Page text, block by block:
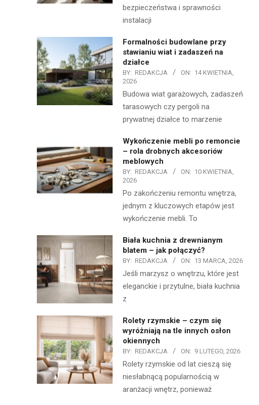
bezpieczeństwa i sprawności
instalacji
Formalności budowlane przy
stawianiu wiat i zadaszeń na
działce
BY: REDAKCJA ON: 14 KWIETNIA,
2026
Budowa wiat garażowych, zadaszeń
tarasowych czy pergoli na
prywatnej działce to marzenie
Wykończenie mebli po remoncie
– rola drobnych akcesoriów
meblowych
BY: REDAKCJA ON: 10 KWIETNIA,
2026
Po zakończeniu remontu wnętrza,
jednym z kluczowych etapów jest
wykończenie mebli. To
Biała kuchnia z drewnianym
blatem – jak połączyć?
BY: REDAKCJA ON: 13 MARCA, 2026
Jeśli marzysz o wnętrzu, które jest
eleganckie i przytulne, biała kuchnia
z
Rolety rzymskie – czym się
wyróżniają na tle innych osłon
okiennych
BY: REDAKCJA ON: 9 LUTEGO, 2026
Rolety rzymskie od lat cieszą się
niesłabnącą popularnością w
aranżacji wnętrz, ponieważ